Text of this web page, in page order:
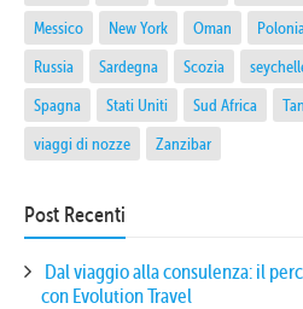
Messico
New York Oman
Russia
Sardegna Scozia
Spagna
Stati Uniti Sud Africa
viaggi di nozze
Zanzibar
Post Recenti
Dal viaggio alla consulenza: il
con Evolution Travel